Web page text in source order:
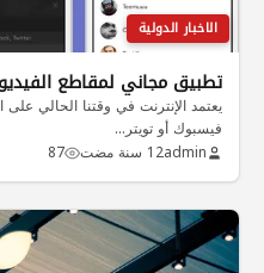
الاخبار الدولية
تطبيق مجاني لمقاطع
يعتمد الإنترنت في وقتنا الحالي
فيسبوك أو تويتر…
admin12 سنة مضت 87